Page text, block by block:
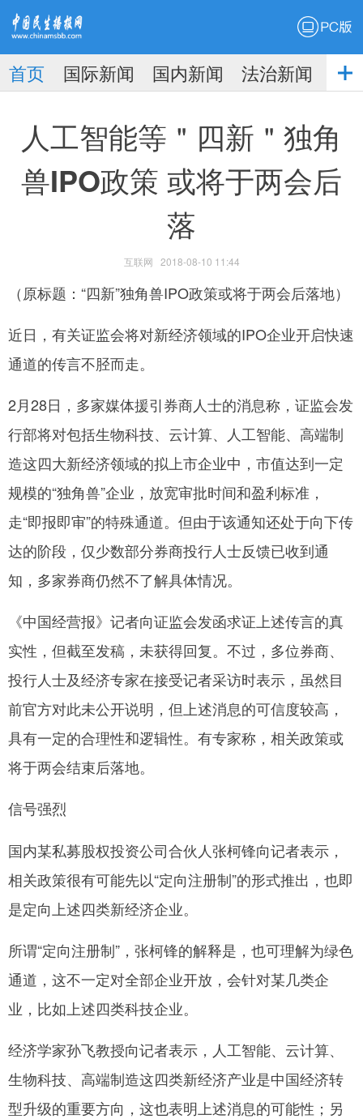
播
网
首页 国际新闻 国内新闻 法治新闻
社
人工智能等＂四新＂独角
兽IPO政策 或将于两会后
落
互联网 2018-08-10 11:44
（原标题：“四新”独角兽IPO政策或将于两会后落地）
近日，有关证监会将对新经济领域的IPO企业开启快速
通道的传言不胫而走。
2月28日，多家媒体援引券商人士的消息称，证监会发
行部将对包括生物科技、云计算、人工智能、高端制
造这四大新经济领域的拟上市企业中，市值达到一定
规模的“独角兽”企业，放宽审批时间和盈利标准，
走“即报即审”的特殊通道。但由于该通知还处于向下传
达的阶段，仅少数部分券商投行人士反馈已收到通
知，多家券商仍然不了解具体情况。
《中国经营报》记者向证监会发函求证上述传言的真
实性，但截至发稿，未获得回复。不过，多位券商、
投行人士及经济专家在接受记者采访时表示，虽然目
前官方对此未公开说明，但上述消息的可信度较高，
具有一定的合理性和逻辑性。有专家称，相关政策或
将于两会结束后落地。
信号强烈
国内某私募股权投资公司合伙人张柯锋向记者表示，
相关政策很有可能先以“定向注册制”的形式推出，也即
是定向上述四类新经济企业。
所谓“定向注册制”，张柯锋的解释是，也可理解为绿色
通道，这不一定对全部企业开放，会针对某几类企
业，比如上述四类科技企业。
经济学家孙飞教授向记者表示，人工智能、云计算、
生物科技、高端制造这四类新经济产业是中国经济转
型升级的重要方向，这也表明上述消息的可能性；另